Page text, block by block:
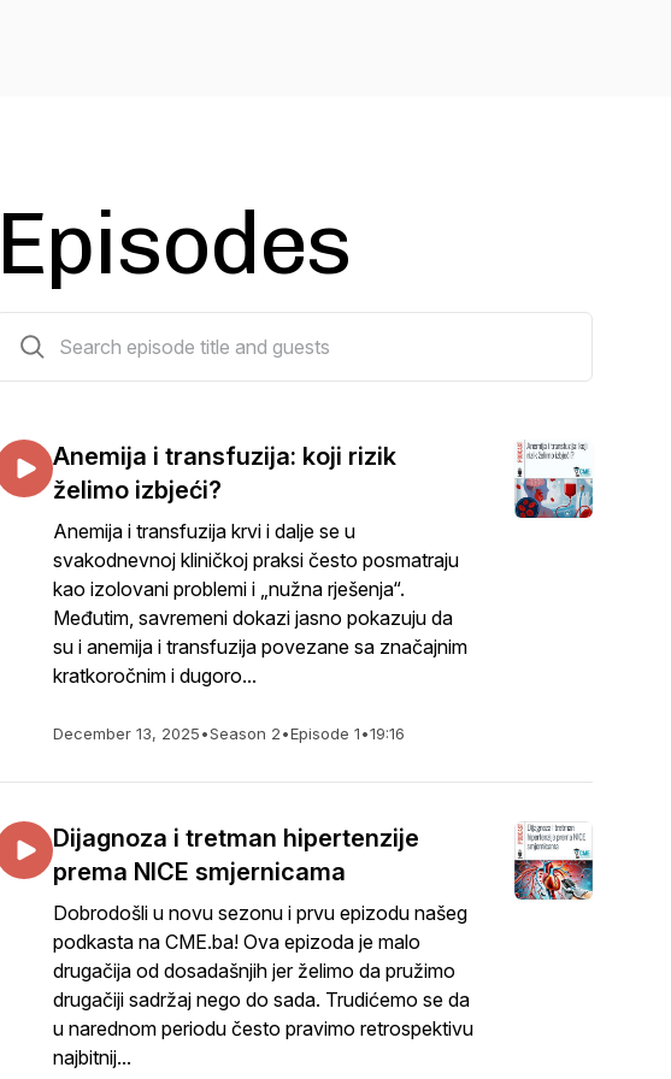
Episodes
Anemija i transfuzija: koji rizik
želimo izbjeći?
Anemija i transfuzija krvi i dalje se u
svakodnevnoj kliničkoj praksi često posmatraju
kao izolovani problemi i „nužna rješenja“.
Međutim, savremeni dokazi jasno pokazuju da
su i anemija i transfuzija povezane sa značajnim
kratkoročnim i dugoro...
December 13, 2025•Season 2•Episode 1•19:16
Dijagnoza i tretman hipertenzije
prema NICE smjernicama
Dobrodošli u novu sezonu i prvu epizodu našeg
podkasta na CME.ba! Ova epizoda je malo
drugačija od dosadašnjih jer želimo da pružimo
drugačiji sadržaj nego do sada. Trudićemo se da
u narednom periodu često pravimo retrospektivu
najbitnij...